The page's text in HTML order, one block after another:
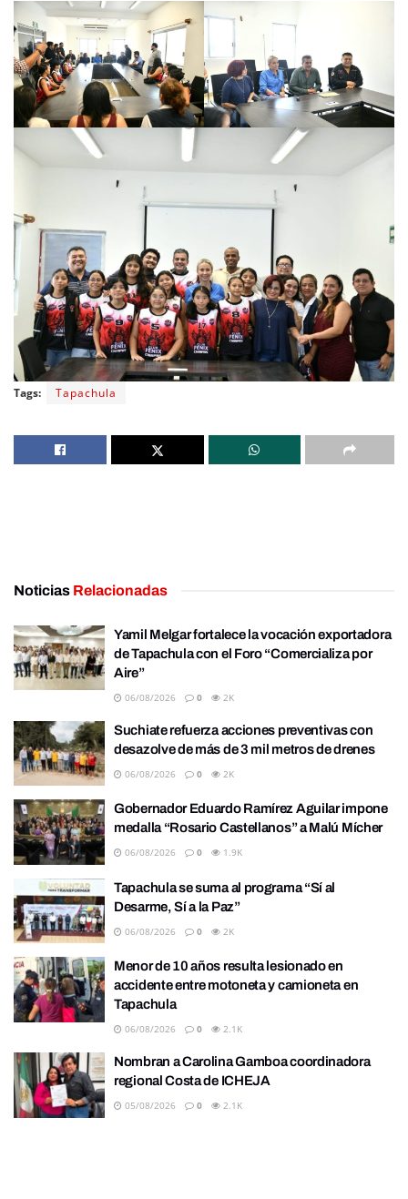
Tags: Tapachula
Noticias Relacionadas
Yamil Melgar fortalece la vocación exportadora
de Tapachula con el Foro “Comercializa por
Aire”
06/08/2026 0 2K
Suchiate refuerza acciones preventivas con
desazolve de más de 3 mil metros de drenes
06/08/2026 0 2K
Gobernador Eduardo Ramírez Aguilar impone
medalla “Rosario Castellanos” a Malú Mícher
06/08/2026 0 1.9K
Tapachula se suma al programa “Sí al
Desarme, Sí a la Paz”
06/08/2026 0 2K
Menor de 10 años resulta lesionado en
accidente entre motoneta y camioneta en
Tapachula
06/08/2026 0 2.1K
Nombran a Carolina Gamboa coordinadora
regional Costa de ICHEJA
05/08/2026 0 2.1K